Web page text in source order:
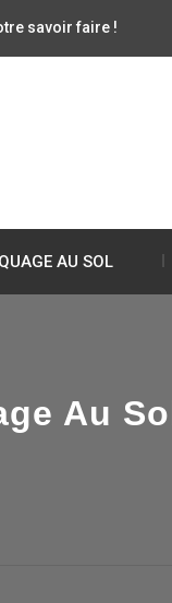
savoir faire !
AU SOL
Au